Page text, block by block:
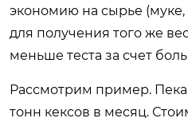
экономию на сырье (муке,
для получения того же
меньше теста за счет
Рассмотрим пример.
тонн кексов в месяц.